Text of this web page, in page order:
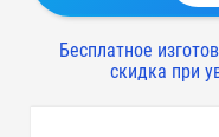
Бесплатное
скидка при